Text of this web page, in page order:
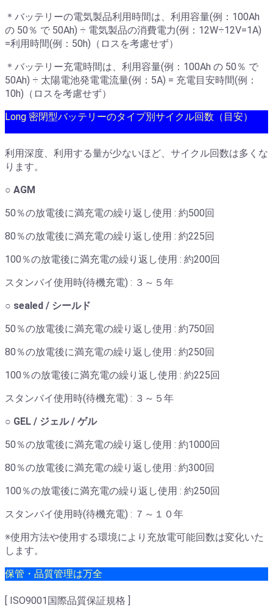
＊バッテリーの電気製品利用時間は、利用容量(例：100Ah
の 50％ で 50Ah) ÷ 電気製品の消費電力(例：12W÷12V=1A)
=利用時間(例：50h)（ロスを考慮せず）
＊バッテリー充電時間は、利用容量(例：100Ah の 50％ で
50Ah) ÷ 太陽電池発電電流量(例：5A) = 充電目安時間(例：
10h)（ロスを考慮せず）
Long 密閉型バッテリーのタイプ別サイクル回数（目安）
利用深度、利用する量が少ないほど、サイクル回数は多くな
ります。
○ AGM
50％の放電後に満充電の繰り返し使用 : 約500回
80％の放電後に満充電の繰り返し使用 : 約225回
100％の放電後に満充電の繰り返し使用 : 約200回
スタンバイ使用時(待機充電) : ３～５年
○ sealed / シールド
50％の放電後に満充電の繰り返し使用 : 約750回
80％の放電後に満充電の繰り返し使用 : 約250回
100％の放電後に満充電の繰り返し使用 : 約225回
スタンバイ使用時(待機充電) : ３～５年
○ GEL / ジェル / ゲル
50％の放電後に満充電の繰り返し使用 : 約1000回
80％の放電後に満充電の繰り返し使用 : 約300回
100％の放電後に満充電の繰り返し使用 : 約250回
スタンバイ使用時(待機充電) : ７～１０年
※使用方法や使用する環境により充放電可能回数は変化いた
します。
保管・品質管理は万全
[ ISO9001国際品質保証規格 ]